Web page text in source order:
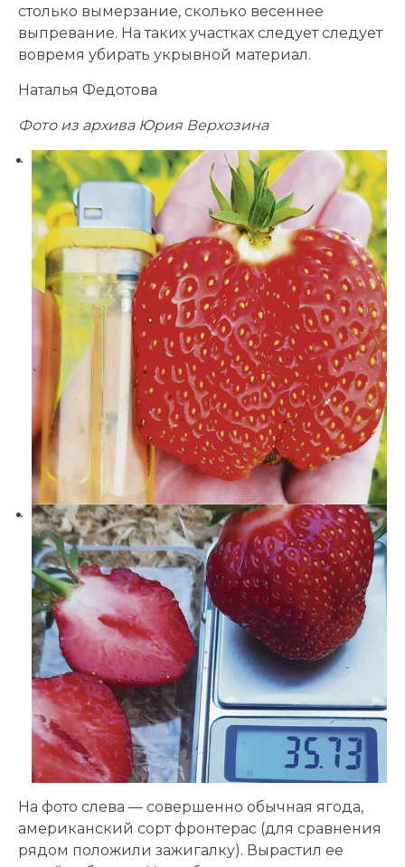
столько вымерзание, сколько весеннее
выпревание. На таких участках следует следует
вовремя убирать укрывной материал.
Наталья Федотова
Фото из архива Юрия Верхозина
На фото слева — совершенно обычная ягода,
американский сорт фронтерас (для сравнения
рядом положили зажигалку). Вырастил ее